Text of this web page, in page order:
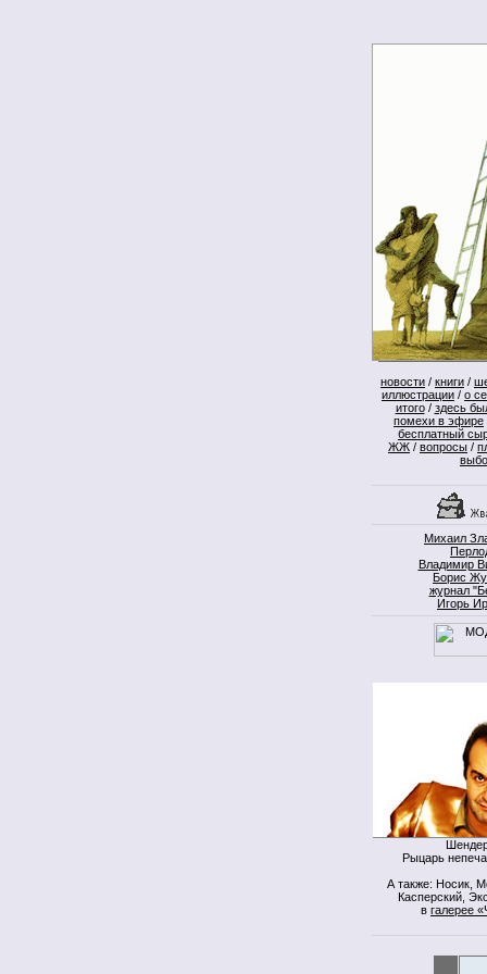
новости / книги /
иллюстрации / о
итого/ здесь
помехи в эфире
бесплатный
ЖЖ / вопросы /
Михаил
Владимир
Борис
журнал
Игорь
Рыцарь
А также: Носик,
Касперский,
в галерее